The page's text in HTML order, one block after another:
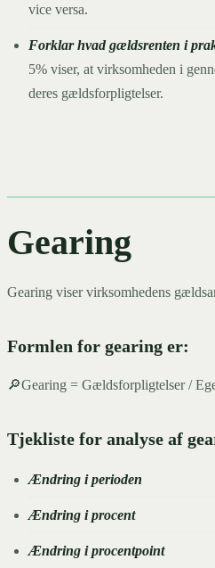
vice versa.
Forklar hvad gældsrenten i
5% viser, at virksomheden i
deres gældsforpligtelser.
Gearing
Gearing viser virksomhedens
Formlen for gearing er:
🔎Gearing = Gældsforpligtelser /
Tjekliste for analyse af
Ændring i perioden
Ændring i procent
Ændring i procentpoint